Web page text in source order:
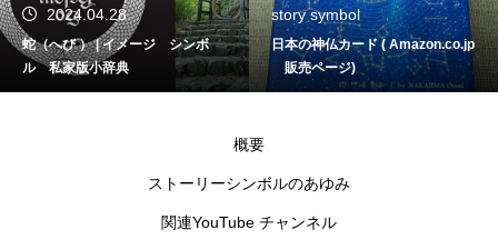
2024.04.28
蛇（へび ） | イメージ シンボ
ル 私家版小辞典
story symbol
日本の神仏カード ( Amazon.co.jp
販売ページ)
概要
ストーリーシンボルのあゆみ
関連YouTube チャンネル